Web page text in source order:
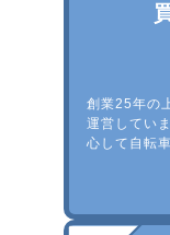
創業25年の
運営してい
心して自転